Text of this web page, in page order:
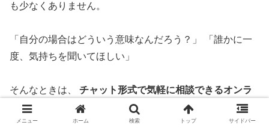
も少なくありません。
「自分の場合はどういう意味なんだろう？」 「誰かに一
度、気持ちを聞いてほしい」
そんなときは、 チャット形式で気軽に相談できるオンラ
イン占い・相談サービス
を 利用する人もいます。
メニュー ホーム 検索 トップ サイドバー